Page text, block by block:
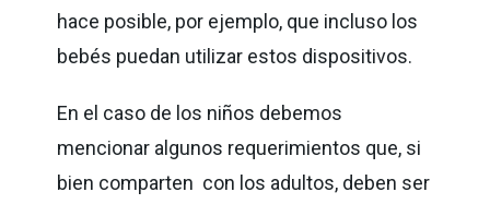
hace posible, por ejemplo, que incluso los
bebés puedan utilizar estos dispositivos.
En el caso de los niños debemos
mencionar algunos requerimientos que, si
bien comparten con los adultos, deben ser